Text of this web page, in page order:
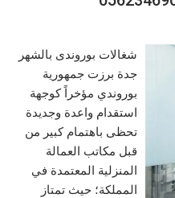
شغالات بوروندى بالشهر
جدة برزت جمهورية
بوروندي مؤخراً كوجهة
استقدام واعدة وجديدة
تحظى باهتمام كبير من
قبل مكاتب العمالة
المنزلية المعتمدة في
المملكة؛ حيث تمتاز